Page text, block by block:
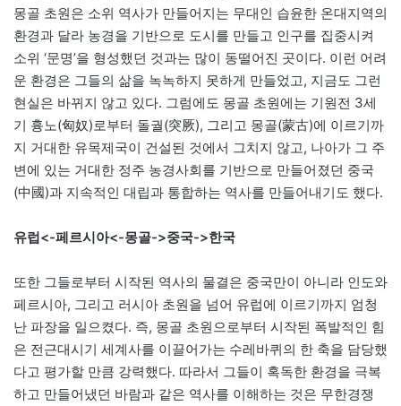
몽골 초원은 소위 역사가 만들어지는 무대인 습윤한 온대지역의
환경과 달라 농경을 기반으로 도시를 만들고 인구를 집중시켜
소위 ‘문명’을 형성했던 것과는 많이 동떨어진 곳이다. 이런 어려
운 환경은 그들의 삶을 녹녹하지 못하게 만들었고, 지금도 그런
현실은 바뀌지 않고 있다. 그럼에도 몽골 초원에는 기원전 3세
기 흉노(匈奴)로부터 돌궐(突厥), 그리고 몽골(蒙古)에 이르기까
지 거대한 유목제국이 건설된 것에서 그치지 않고, 나아가 그 주
변에 있는 거대한 정주 농경사회를 기반으로 만들어졌던 중국
(中國)과 지속적인 대립과 통합하는 역사를 만들어내기도 했다.
유럽<-페르시아<-몽골->중국->한국
또한 그들로부터 시작된 역사의 물결은 중국만이 아니라 인도와
페르시아, 그리고 러시아 초원을 넘어 유럽에 이르기까지 엄청
난 파장을 일으켰다. 즉, 몽골 초원으로부터 시작된 폭발적인 힘
은 전근대시기 세계사를 이끌어가는 수레바퀴의 한 축을 담당했
다고 평가할 만큼 강력했다. 따라서 그들이 혹독한 환경을 극복
하고 만들어냈던 바람과 같은 역사를 이해하는 것은 무한경쟁